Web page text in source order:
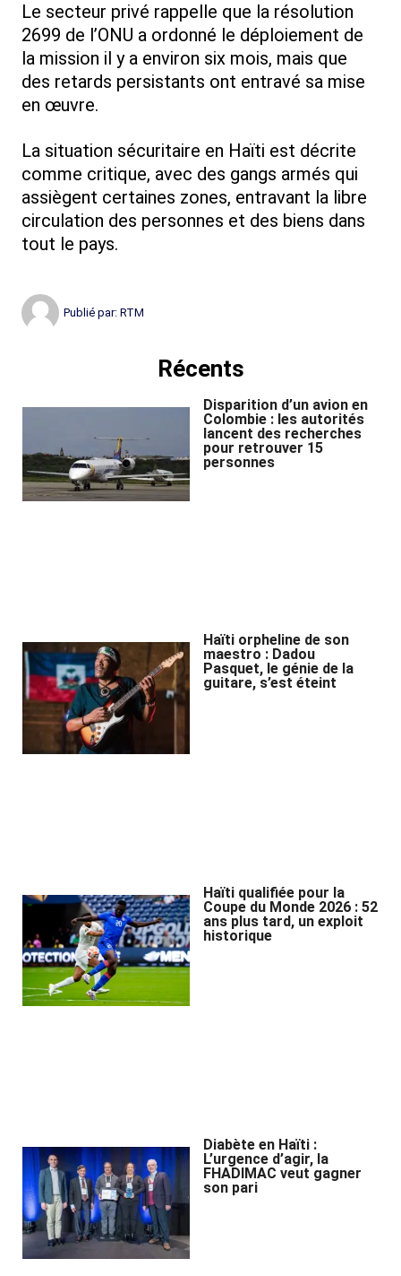
Le secteur privé rappelle que la résolution
2699 de l’ONU a ordonné le déploiement de
la mission il y a environ six mois, mais que
des retards persistants ont entravé sa mise
en œuvre.
La situation sécuritaire en Haïti est décrite
comme critique, avec des gangs armés qui
assiègent certaines zones, entravant la libre
circulation des personnes et des biens dans
tout le pays.
Publié par: RTM
Récents
Disparition d’un avion en
Colombie : les autorités
lancent des recherches
pour retrouver 15
personnes
Haïti orpheline de son
maestro : Dadou
Pasquet, le génie de la
guitare, s’est éteint
Haïti qualifiée pour la
Coupe du Monde 2026 : 52
ans plus tard, un exploit
historique
Diabète en Haïti :
L’urgence d’agir, la
FHADIMAC veut gagner
son pari